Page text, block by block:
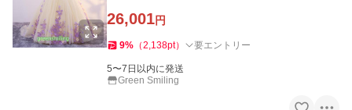
26,001円
9% （2,138pt） 要エントリー
5〜7日以内に発送
Green Smiling